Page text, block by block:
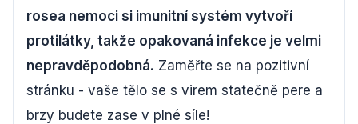
rosea nemoci si imunitní systém vytvoří
protilátky, takže opakovaná infekce je velmi
nepravděpodobná. Zaměřte se na pozitivní
stránku - vaše tělo se s virem statečně pere a
brzy budete zase v plné síle!